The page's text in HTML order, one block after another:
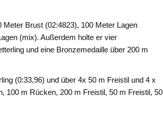
Brust (02:4823), 100 Meter Lagen
(mix). Außerdem holte er vier
und eine Bronzemedaille über 200 m
(0:33,96) und über 4x 50 m Freistil und 4 x
100 m Rücken, 200 m Freistil, 50 m Freistil, 50